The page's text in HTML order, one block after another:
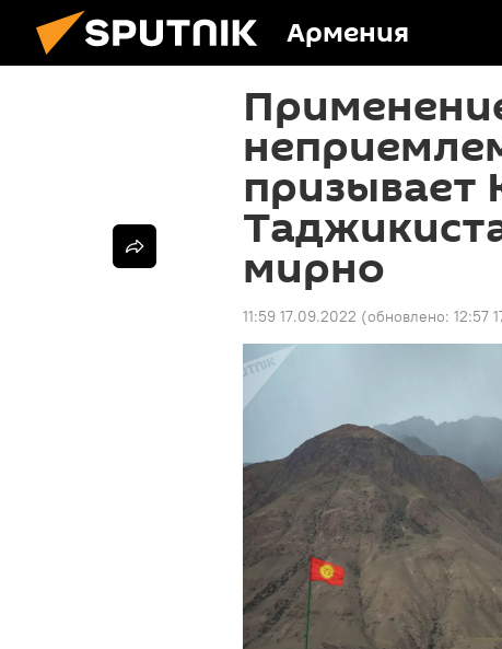
Армения
призывает
мирно
11:59 17.09.2022 (обновлено: 12:57